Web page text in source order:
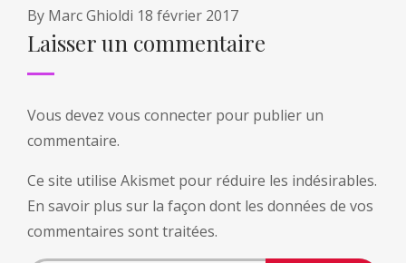
By Marc Ghioldi 18 février 2017
Laisser un commentaire
Vous devez vous connecter pour publier un
commentaire.
Ce site utilise Akismet pour réduire les indésirables.
En savoir plus sur la façon dont les données de vos
commentaires sont traitées.